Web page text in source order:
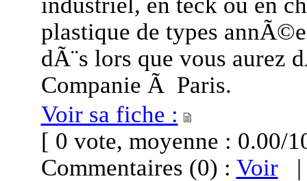
plastique de types
dÃ¨s lors que vous aurez
Companie Ã Paris.
Voir sa fiche :
[ 0 vote, moyenne :
Commentaires (0) : Voir